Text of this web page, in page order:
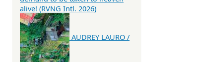
alive! (RVNG Intl. 2026)
AUDREY LAURO /